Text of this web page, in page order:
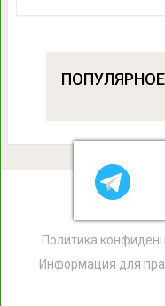
ПОПУЛЯРНОЕ
Политика
Информация для